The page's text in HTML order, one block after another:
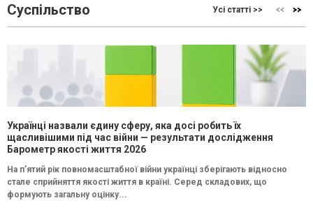
Суспільство Усі статті >>
Українці назвали єдину сферу, яка досі робить їх
щасливішими під час війни — результати дослідження
Барометр якості життя 2026
На п’ятий рік повномасштабної війни українці зберігають відносно
стале сприйняття якості життя в країні. Серед складових, що
формують загальну оцінку...